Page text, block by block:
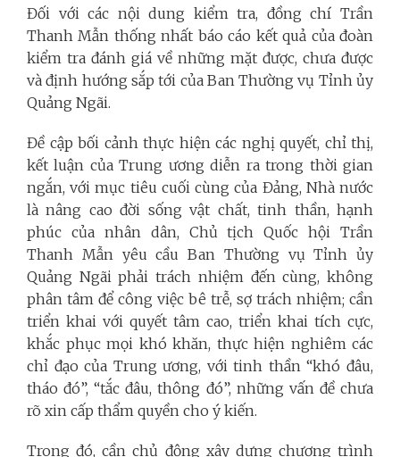
Đối với các nội dung kiểm tra, đồng chí Trần
Thanh Mẫn thống nhất báo cáo kết quả của đoàn
kiểm tra đánh giá về những mặt được, chưa được
và định hướng sắp tới của Ban Thường vụ Tỉnh ủy
Quảng Ngãi.
Đề cập bối cảnh thực hiện các nghị quyết, chỉ thị,
kết luận của Trung ương diễn ra trong thời gian
ngắn, với mục tiêu cuối cùng của Đảng, Nhà nước
là nâng cao đời sống vật chất, tinh thần, hạnh
phúc của nhân dân, Chủ tịch Quốc hội Trần
Thanh Mẫn yêu cầu Ban Thường vụ Tỉnh ủy
Quảng Ngãi phải trách nhiệm đến cùng, không
phân tâm để công việc bê trễ, sợ trách nhiệm; cần
triển khai với quyết tâm cao, triển khai tích cực,
khắc phục mọi khó khăn, thực hiện nghiêm các
chỉ đạo của Trung ương, với tinh thần “khó đâu,
tháo đó”, “tắc đâu, thông đó”, những vấn đề chưa
rõ xin cấp thẩm quyền cho ý kiến.
Trong đó, cần chủ động xây dựng chương trình